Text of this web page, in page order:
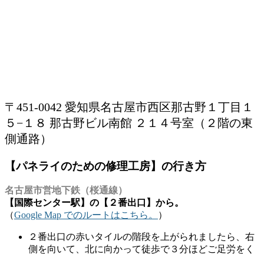
〒451-0042 愛知県名古屋市西区那古野１丁目１
５−１８ 那古野ビル南館 ２１４号室（２階の東
側通路）
【パネライのための修理工房】の行き方
名古屋市営地下鉄（桜通線）
【国際センター駅】の【２番出口】から。
（Google Map でのルートはこちら。 ）
２番出口の赤いタイルの階段を上がられましたら、右
側を向いて、北に向かって徒歩で３分ほどご足労をく